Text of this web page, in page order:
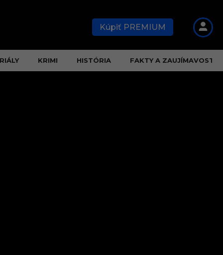
Kúpiť PREMIUM
KRIMI HISTÓRIA FAKTY A ZAUJÍMAVOSTI